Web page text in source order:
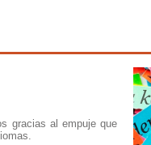
gracias al empuje que